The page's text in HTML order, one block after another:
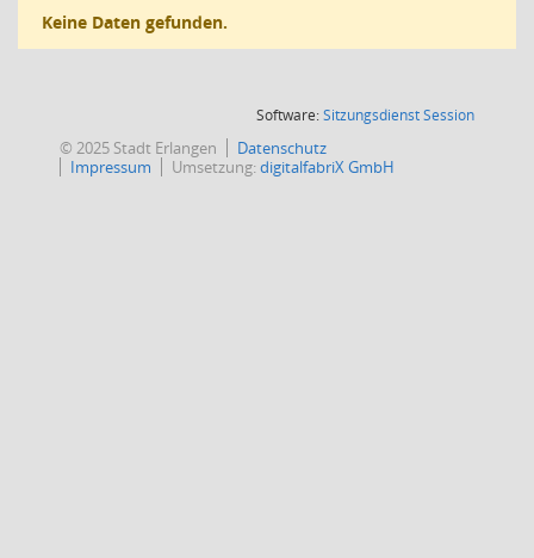
Keine Daten gefunden.
Software:SitzungsdienstSession(Wird in
© 2025 Stadt Erlangen
Datenschutz
Impressum
Umsetzung:digitalfabriX GmbH